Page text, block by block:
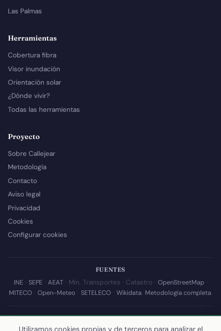
Las Palmas
Herramientas
Cobertura fibra
Visor inundación
Orientación solar
¿Dónde vivir?
Todas las herramientas
Proyecto
Sobre Callejear
Metodología
Contacto
Aviso legal
Privacidad
Cookies
Configurar cookies
FUENTES
INE· SEPE· AEAT· Min. Transportes · Catastro · OpenStreetMap·
MITECO· Open-Meteo · SETELECO· Wikidata. Metodología completa.
abiertos. Desarrollado y mantenido porYoel Castaño.
Utilizamos cookies propias y de terceros para analizar el